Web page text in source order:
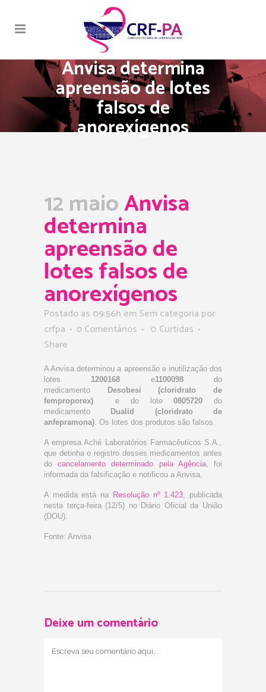
Anvisa determina
apreensão de lotes
falsos de
anorexígenos
12 maioAnvisa
determina
apreensão de
lotes falsos de
anorexígenos
Postado as 09:56h em Sem categoria por
crfpa
0 Comentários 0 Curtidas
Share
A Anvisa determinou a apreensão e inutilização dos
lotes 1200168 e1100098do
medicamento
Desobesi (cloridrato de
femproporex)
e do lote0805720do
medicamento
Dualid (cloridrato de
anfepramona) . Os lotes dos produtos são falsos.
A empresa Aché Laboratórios Farmacêuticos S.A.,
que detinha o registro desses medicamentos antes
docancelamento determinado pela Agência, foi
informada da falsificação e notificou a Anvisa.
A medida está na Resolução nº 1.423
publicada
nesta terça-feira (12/5) no Diário Oficial da União
(DOU).
Fonte: Anvisa
Deixe um comentário